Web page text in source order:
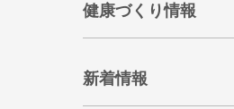
健康づくり情報
新着情報